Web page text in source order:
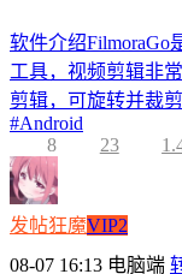
软件介绍FilmoraGo
工具，视频剪辑非
剪辑，可旋转并裁
#Android
8
23
发帖狂魔VIP2
08-07 16:13 电脑端